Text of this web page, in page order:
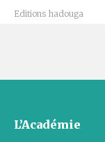
Editions hadouga
L’Académie